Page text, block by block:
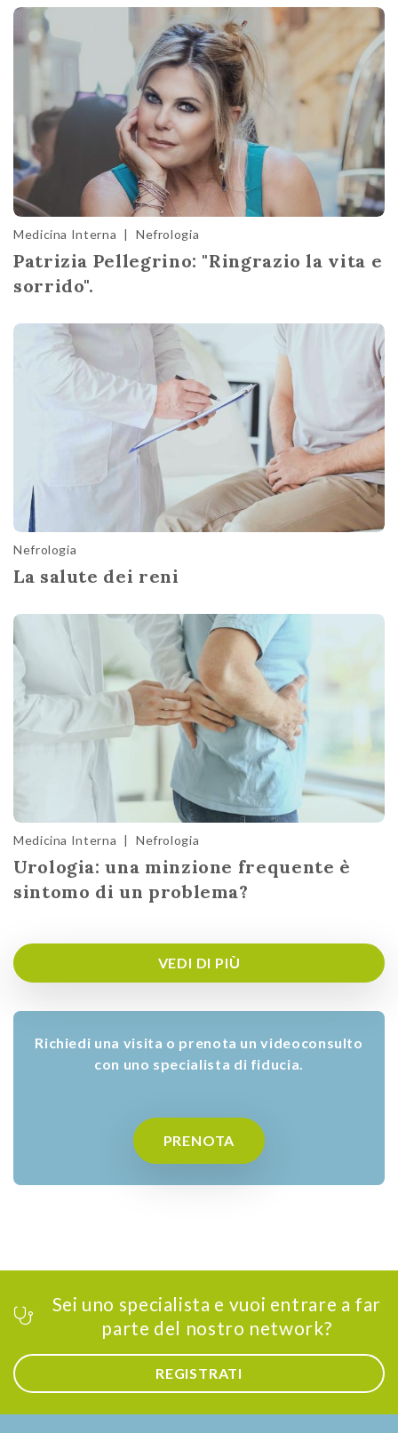
Medicina Interna | Nefrologia
Patrizia Pellegrino: "Ringrazio la vita e
sorrido".
Nefrologia
La salute dei reni
Medicina Interna Nefrologia
Urologia: una minzione frequente è
sintomo di un problema?
VEDI DI PIÙ
Richiedi una visita o prenota un videoconsulto
con uno specialista di fiducia.
PRENOTA
Sei uno specialista e vuoi entrare a far
parte del nostro network?
REGISTRATI